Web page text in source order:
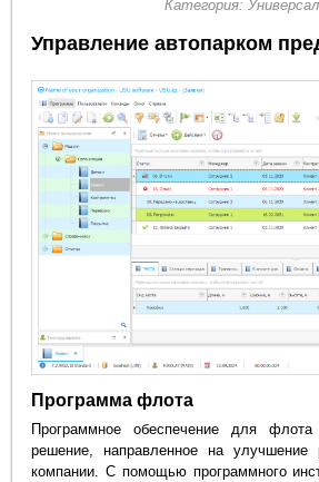
Категория:
Управление автопарком
Программа флота
Программное обеспечение для
решение, направленное на улучшение
компании. С помощью программного